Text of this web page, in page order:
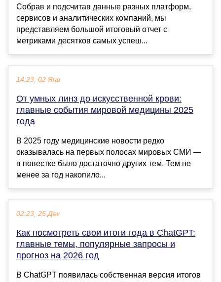
Собрав и подсчитав данные разных платформ,
сервисов и аналитических компаний, мы
представляем большой итоговый отчет с
метриками десятков самых успеш...
14:23, 02 Янв
От умных линз до искусственной крови:
главные события мировой медицины 2025
года
В 2025 году медицинские новости редко
оказывалась на первых полосах мировых СМИ —
в повестке было достаточно других тем. Тем не
менее за год накопило...
02:23, 25 Дек
Как посмотреть свои итоги года в ChatGPT:
главные темы, популярные запросы и
прогноз на 2026 год
В ChatGPT появилась собственная версия итогов